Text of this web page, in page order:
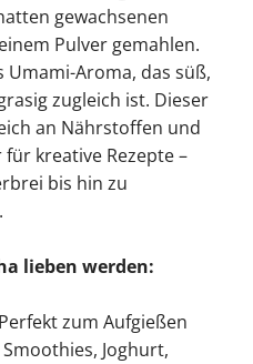
gewachsenen
Pulver gemahlen.
Aroma, das süß,
zugleich ist. Dieser
an Nährstoffen und
kreative Rezepte –
bis hin zu
lieben werden:
Perfekt zum Aufgießen
Joghurt,